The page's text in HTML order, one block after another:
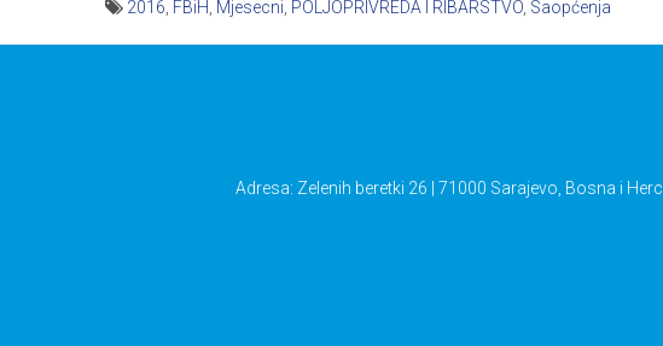
2016 FBiH Mjesecni POLJOPRIVREDA I RIBARSTVO Saopćenja
Adresa: Zelenih beretki 26 | 71000 Sarajevo, Bosna i